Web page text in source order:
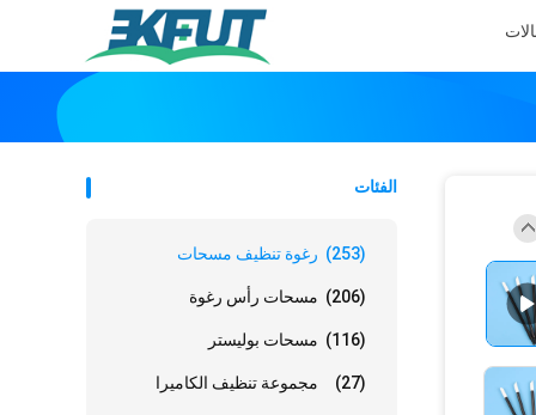
الفئات
رغوة تنظيف مسحات (253)
مسحات رأس رغوة (206)
مسحات بوليستر (116)
مجموعة تنظيف الكاميرا (27)